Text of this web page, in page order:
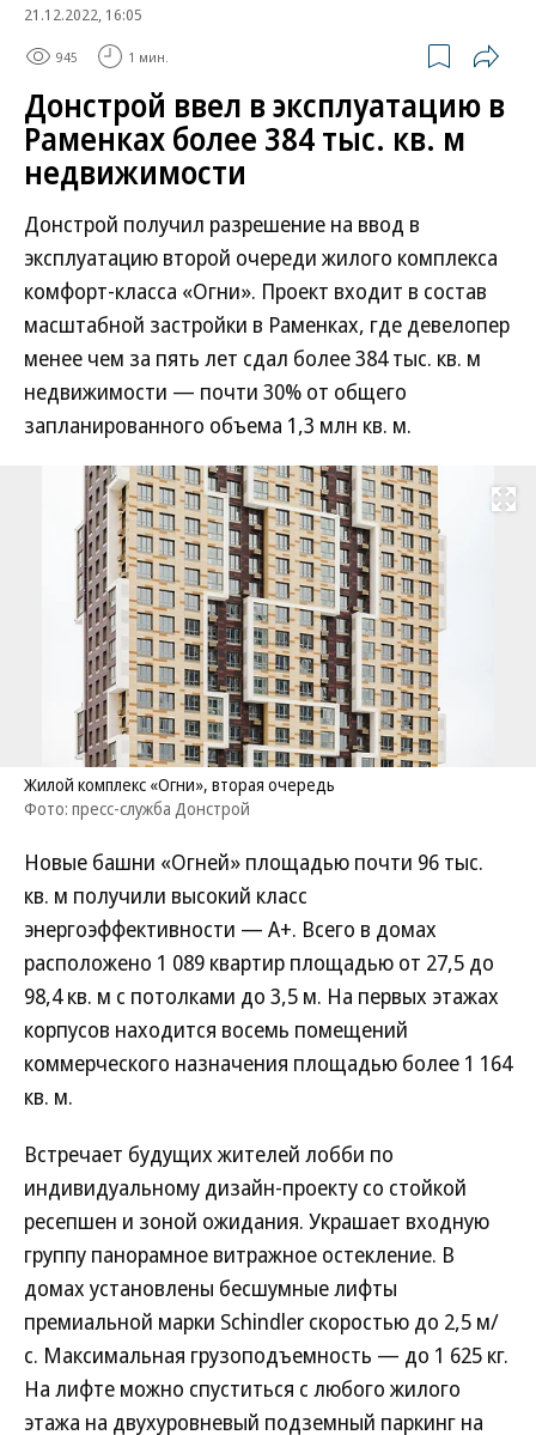
21.12.2022, 16:05
945 1 мин.
Донстрой ввел в эксплуатацию в
Раменках более 384 тыс. кв. м
недвижимости
Донстрой получил разрешение на ввод в
эксплуатацию второй очереди жилого комплекса
комфорт-класса «Огни». Проект входит в состав
масштабной застройки в Раменках, где девелопер
менее чем за пять лет сдал более 384 тыс. кв. м
недвижимости — почти 30% от общего
запланированного объема 1,3 млн кв. м.
Развернуть
Жилой комплекс «Огни», вторая очередь
Фото: пресс-служба Донстрой
Новые башни «Огней» площадью почти 96 тыс.
кв. м получили высокий класс
энергоэффективности — А+. Всего в домах
расположено 1 089 квартир площадью от 27,5 до
98,4 кв. м с потолками до 3,5 м. На первых этажах
корпусов находится восемь помещений
коммерческого назначения площадью более 1 164
кв. м.
Встречает будущих жителей лобби по
индивидуальному дизайн-проекту со стойкой
ресепшен и зоной ожидания. Украшает входную
группу панорамное витражное остекление. В
домах установлены бесшумные лифты
премиальной марки Schindler скоростью до 2,5 м/
с. Максимальная грузоподъемность — до 1 625 кг.
На лифте можно спуститься с любого жилого
этажа на двухуровневый подземный паркинг на